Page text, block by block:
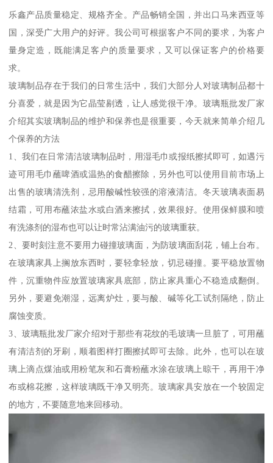
乐鑫产品质量稳定、规格齐全。产品畅销全国，并出口马来西亚等
国，深受广大用户的好评。我公司可根据客户不同的要求，为客户
量身定造，既能满足客户的质量要求，又可以保证客户的价格要
求。
玻璃制品存在于我们的日常生活中，我们大部分人对玻璃制品都十
分喜爱，就是因为它晶莹剔透，让人感觉很干净。玻璃瓶批发厂家
介绍其实玻璃制品的维护和保养也是很重要，今天就来简单介绍几
个保养的方法
1、我们在日常清洁玻璃制品时，用湿毛巾或报纸擦拭即可，如遇污
迹可用毛巾蘸啤酒或温热的食醋擦除，另外也可以使用目前市场上
出售的玻璃清洗剂，忌用酸碱性较强的溶液清洁。冬天玻璃表面易
结霜，可用布蘸浓盐水或白酒来擦拭，效果很好。使用保鲜膜和喷
有洗涤剂的湿布也可以让时常沾满油污的玻璃重获。
2、要时刻注意不要用力碰撞玻璃面，为防玻璃面刮花，铺上台布。
在玻璃家具上搁放东西时，要轻拿轻放，切忌碰撞。要平稳放置物
件，沉重物件应放置玻璃家具底部，防止家具重心不稳造成翻倒。
另外，要避免潮湿，远离炉灶，要与酸、碱等化工试剂隔绝，防止
腐蚀变质。
3、玻璃瓶批发厂家介绍对于那些有花纹的毛玻璃一旦脏了，可用蘸
有清洁剂的牙刷，顺着图样打圈擦拭即可去除。此外，也可以在玻
璃上滴点煤油或用粉笔灰和石膏粉蘸水涂在玻璃上晾干，再用干净
布或棉花擦，这样玻璃既干净又明亮。玻璃家具安放在一个较固定
的地方，不要随意地来回移动。